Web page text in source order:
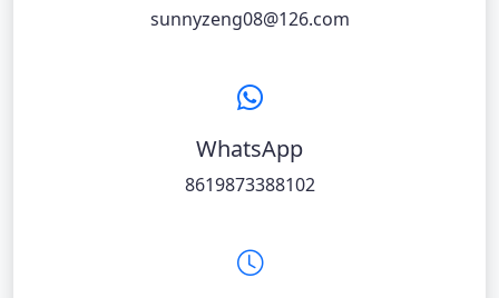
sunnyzeng08@126.com
WhatsApp
8619873388102